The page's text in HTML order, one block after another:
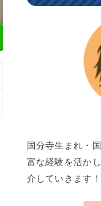
国分寺生まれ・
富な経験を活か
介していきます！